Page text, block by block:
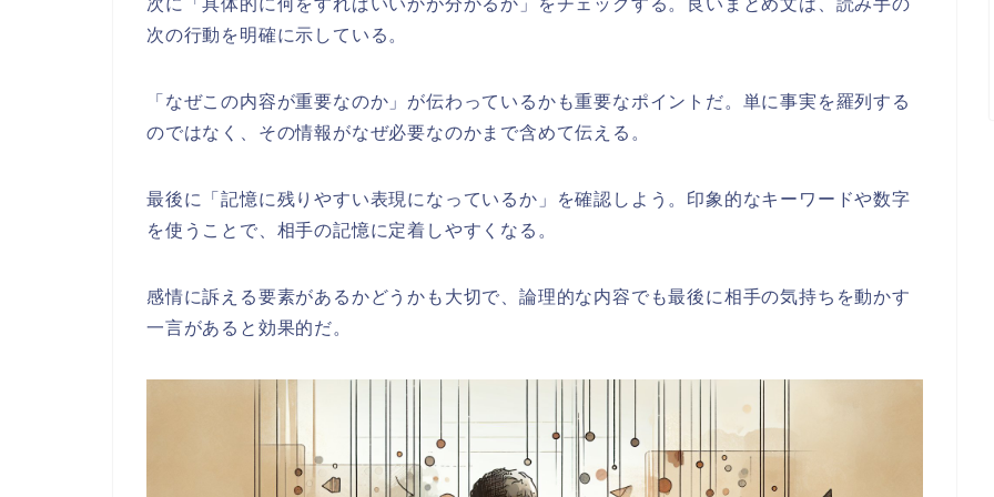
次に「具体的に何をすればいいかが分かるか」をチェックする。良いまとめ文は、読み手の
次の行動を明確に示している。
「なぜこの内容が重要なのか」が伝わっているかも重要なポイントだ。単に事実を羅列する
のではなく、その情報がなぜ必要なのかまで含めて伝える。
最後に「記憶に残りやすい表現になっているか」を確認しよう。印象的なキーワードや数字
を使うことで、相手の記憶に定着しやすくなる。
感情に訴える要素があるかどうかも大切で、論理的な内容でも最後に相手の気持ちを動かす
一言があると効果的だ。